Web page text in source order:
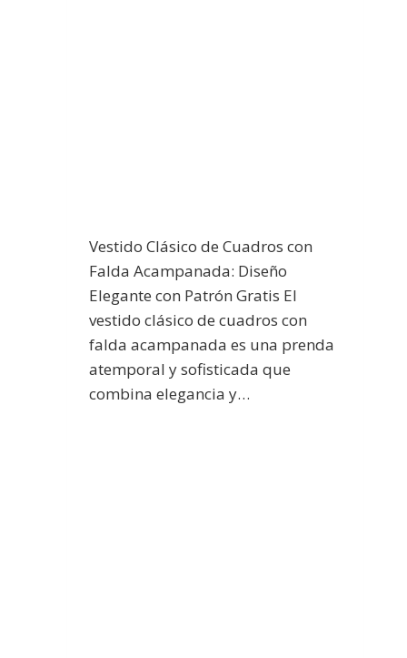
Vestido Clásico de Cuadros con
Falda Acampanada: Diseño
Elegante con Patrón Gratis El
vestido clásico de cuadros con
falda acampanada es una prenda
atemporal y sofisticada que
combina elegancia y…